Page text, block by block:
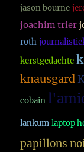
jason bourne
joachim trier
roth
kerstgedachte
knausgard
cobain
lankum laptop
papillons